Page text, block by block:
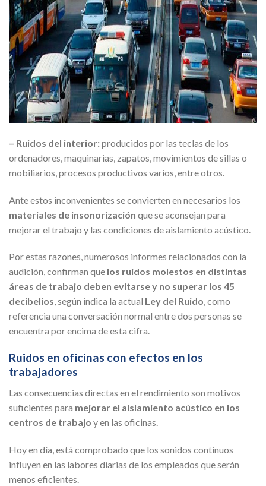
– Ruidos del interior:producidos por las teclas de los
ordenadores, maquinarias, zapatos, movimientos de sillas o
mobiliarios, procesos productivos varios, entre otros.
Ante estos inconvenientes se convierten en necesarios los
materiales de insonorización que se aconsejan para
mejorar el trabajo y las condiciones de aislamiento acústico.
Por estas razones, numerosos informes relacionados con la
audición, confirman que los ruidos molestos en distintas
áreas de trabajo deben evitarse y no superar los 45
decibelios, según indica la actual Ley del Ruido, como
referencia una conversación normal entre dos personas se
encuentra por encima de esta cifra.
Ruidos en oficinas con efectos en los
trabajadores
Las consecuencias directas en el rendimiento son motivos
suficientes para mejorar el aislamiento acústico en los
centros de trabajo y en las oficinas.
Hoy en día, está comprobado que los sonidos continuos
influyen en las labores diarias de los empleados que serán
menos eficientes.